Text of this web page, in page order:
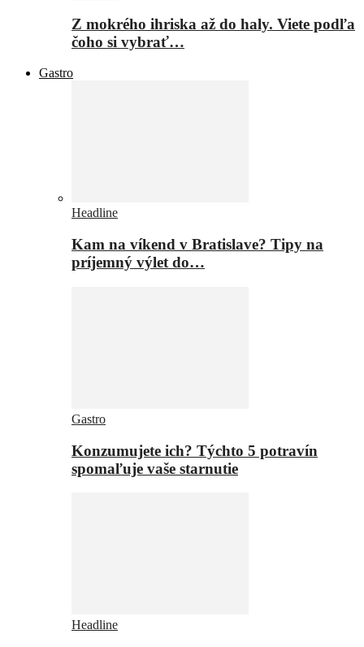
Z mokrého ihriska až do haly. Viete podľa
čoho si vybrať…
Gastro
Headline
Kam na víkend v Bratislave? Tipy na
príjemný výlet do…
Gastro
Konzumujete ich? Týchto 5 potravín
spomaľuje vaše starnutie
Headline